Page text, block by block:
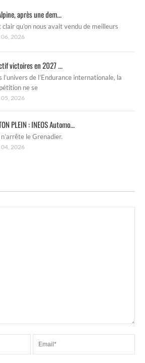
après une dem...
clair qu’on nous avait vendu de meilleurs
06, 2026
victoires en 2027 ...
l’univers de l’Endurance internationale, la
ne se
05, 2026
PLEIN : INEOS Automo...
n’arrête le Grenadier.
04, 2026